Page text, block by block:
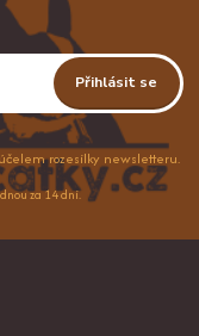
Přihlásit se
rozesílky newsletteru.
za 14 dní.